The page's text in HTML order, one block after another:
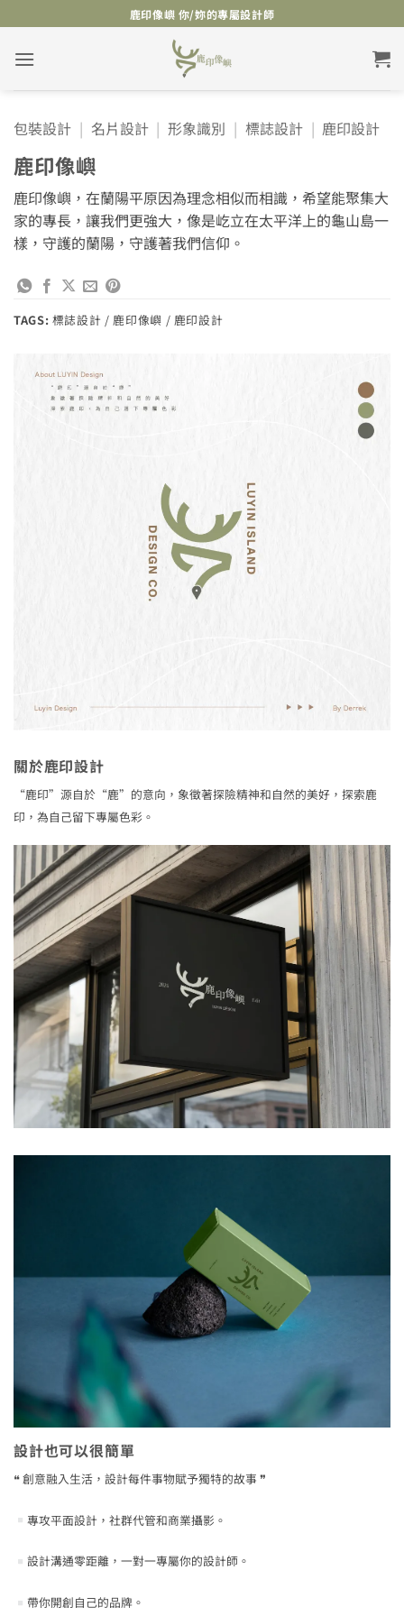
to
content
鹿印像嶼 你/妳的專屬設計師
包裝設計 | 名片設計 | 形象識別 | 標誌設計 | 鹿印設計
鹿印像嶼
鹿印像嶼，在蘭陽平原因為理念相似而相識，希望能聚集大
家的專長，讓我們更強大，像是屹立在太平洋上的龜山島一
樣，守護的蘭陽，守護著我們信仰。
TAGS: 標誌設計 / 鹿印像嶼 / 鹿印設計
關於鹿印設計
“鹿印”源自於“鹿”的意向，象徵著探險精神和自然的美好，探索鹿
印，為自己留下專屬色彩。
設計也可以很簡單
❝ 創意融入生活，設計每件事物賦予獨特的故事 ❞
專攻平面設計，社群代管和商業攝影。
設計溝通零距離，一對一專屬你的設計師。
帶你開創自己的品牌。